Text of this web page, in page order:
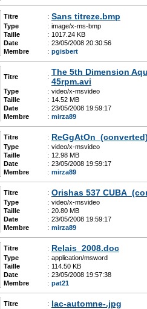
Titre : Sans titreze.bmp
Type : image/x-ms-bmp
Taille
: 1017.24 KB
Date
: 23/05/2008 20:30:56
Membre
: pgisbert
Titre : The 5th Dimension
45rpm.avi
Type : video/x-msvideo
Taille
: 14.52 MB
Date
: 23/05/2008 19:59:17
Membre
: mirza89
Titre :
Type : video/x-msvideo
Taille
: 12.98 MB
Date
: 23/05/2008 19:59:17
Membre
: mirza89
Titre : Orishas 537
Type : video/x-msvideo
Taille
: 20.80 MB
Date
: 23/05/2008 19:59:17
Membre
: mirza89
Titre : Relais_2008.doc
Type : application/msword
Taille
: 114.50 KB
Date
: 23/05/2008 19:57:38
Membre
: pat21
Titre : lac-automne-.jpg